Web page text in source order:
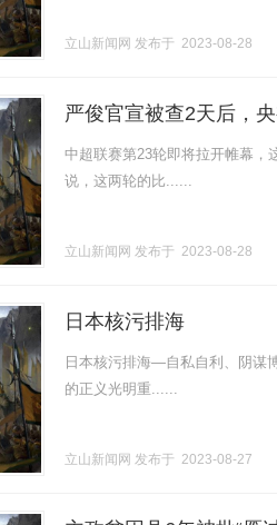
立山新闻网 发布于 2023-08-28
严俊官宣被查2天后，
中超联赛第23轮即将拉开帷幕，
说，这两轮的比......
立山新闻网 发布于 2023-08-28
日本核污排海
日本核污排海—自私自利、阴谋
的正义光明重......
立山新闻网 发布于 2023-08-27